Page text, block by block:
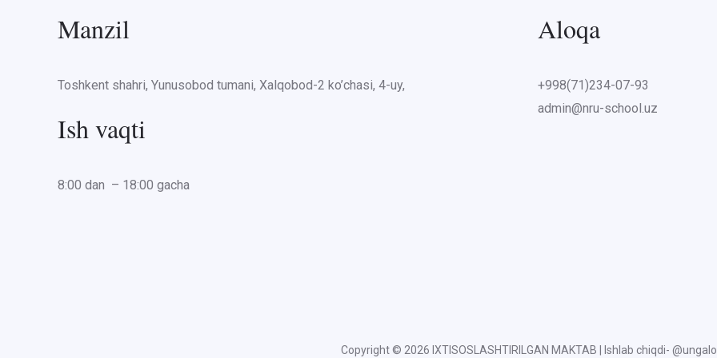
Manzil
Toshkent shahri, Yunusobod tumani, Xalqobod-2 ko’chasi, 4-uy,
Ish vaqti
8:00 dan – 18:00 gacha
Aloqa
+998(71)234-07-93
admin@nru-school.uz
Copyright © 2026 IXTISOSLASHTIRILGAN MAKTAB | Ishlab chiqdi-